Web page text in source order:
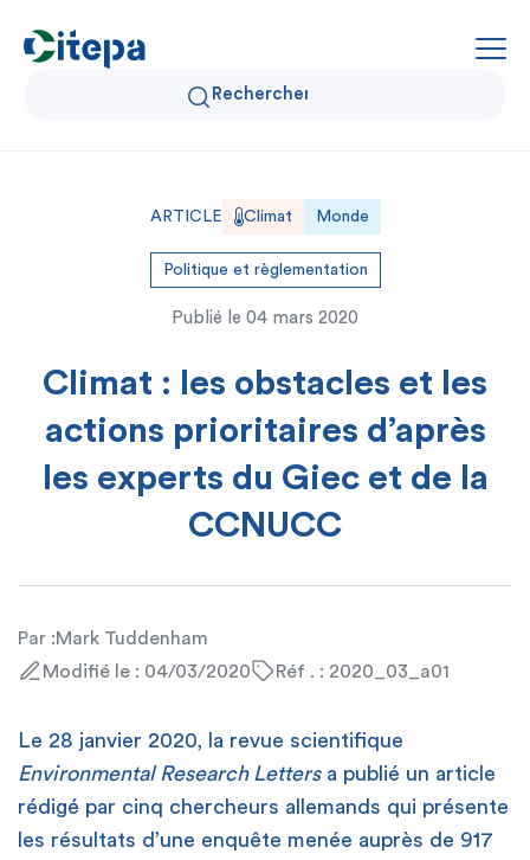
Qui sommes-nous ?
Données Air et Climat
Expertise et solutions
ARTICLE Climat Monde
Politique et règlementation
Publié le 04 mars 2020
Climat : les obstacles et les
actions prioritaires d’après
les experts du Giec et de la
CCNUCC
Par :Mark Tuddenham
Modifié le : 04/03/2020
Réf . : 2020_03_a01
Le 28 janvier 2020, la revue scientifique
Environmental Research Lettersa publié un article
rédigé par cinq chercheurs allemands qui présente
les résultats d’une enquête menée auprès de 917